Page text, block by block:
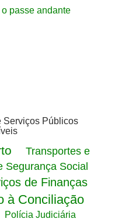
passe andante
Serviços Públicos
Transportes e
Segurança Social
de Finanças
à Conciliação
Polícia Judiciária